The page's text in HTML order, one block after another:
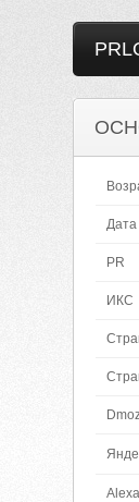
Дата
PR
ИКС